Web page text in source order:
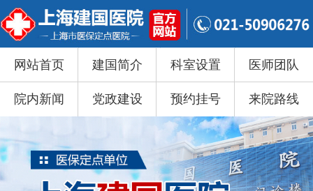
网站首页 建国简介 科室设置 医师团队
院内新闻 党政建设 预约挂号 来院路线